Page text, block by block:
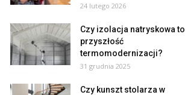
24 lutego 2026
Czy izolacja natryskowa to
przyszłość
termomodernizacji?
31 grudnia 2025
Czy kunszt stolarza w